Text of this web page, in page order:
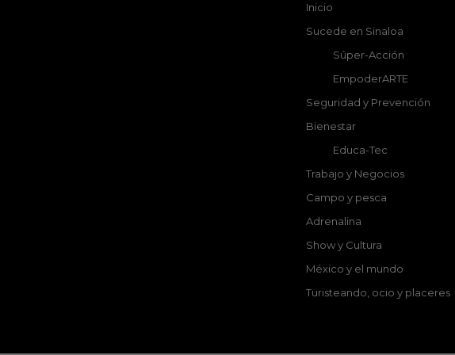
Inicio
Sucede en Sinaloa
Súper-Acción
EmpoderARTE
Seguridad y Prevención
Bienestar
Educa-Tec
Trabajo y Negocios
Campo y pesca
Adrenalina
Show y Cultura
México y el mundo
Turisteando, ocio y placeres